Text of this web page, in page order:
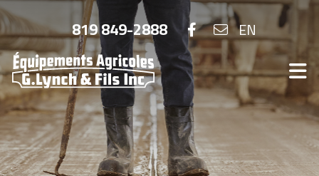
819 849-2888 EN